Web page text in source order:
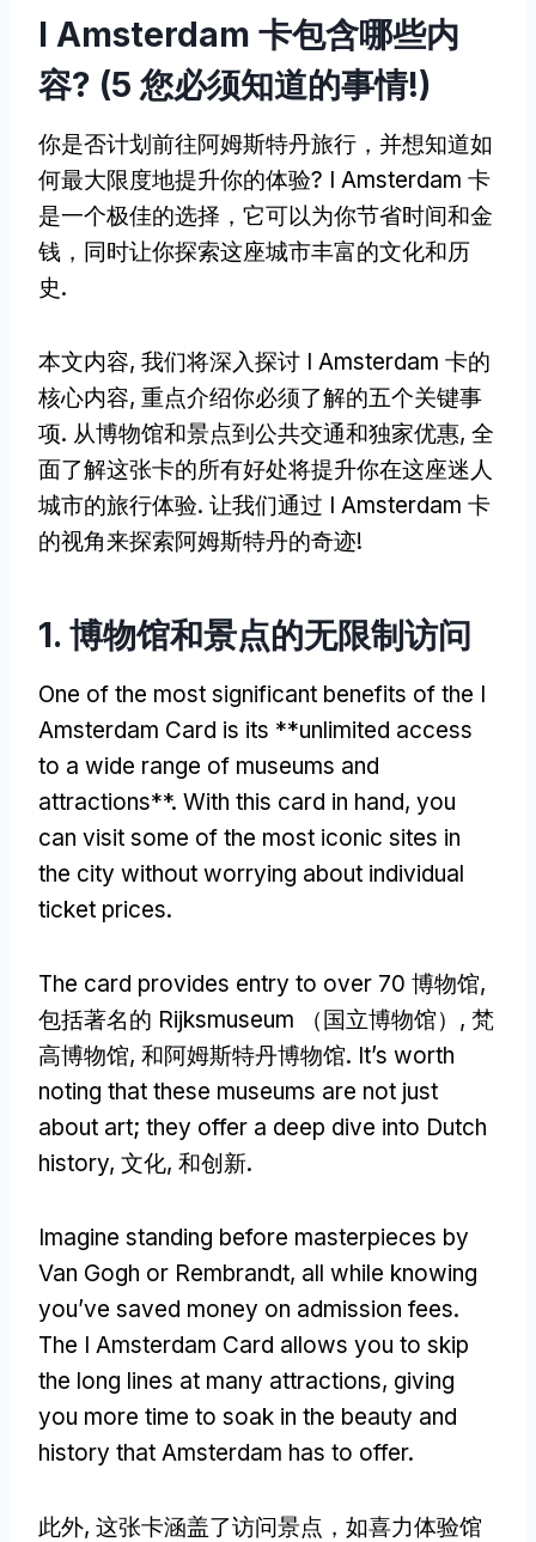
I Amsterdam 卡包含哪些内
容? (5 您必须知道的事情!)
你是否计划前往阿姆斯特丹旅行，并想知道如
何最大限度地提升你的体验? I Amsterdam 卡
是一个极佳的选择，它可以为你节省时间和金
钱，同时让你探索这座城市丰富的文化和历
史.
本文内容, 我们将深入探讨 I Amsterdam 卡的
核心内容, 重点介绍你必须了解的五个关键事
项. 从博物馆和景点到公共交通和独家优惠, 全
面了解这张卡的所有好处将提升你在这座迷人
城市的旅行体验. 让我们通过 I Amsterdam 卡
的视角来探索阿姆斯特丹的奇迹!
1. 博物馆和景点的无限制访问
One of the most significant benefits of the I
Amsterdam Card is its **unlimited access
to a wide range of museums and
attractions**. With this card in hand, you
can visit some of the most iconic sites in
the city without worrying about individual
ticket prices.
The card provides entry to over 70 博物馆,
包括著名的 Rijksmuseum （国立博物馆）, 梵
高博物馆, 和阿姆斯特丹博物馆. It’s worth
noting that these museums are not just
about art; they offer a deep dive into Dutch
history, 文化, 和创新.
Imagine standing before masterpieces by
Van Gogh or Rembrandt, all while knowing
you’ve saved money on admission fees.
The I Amsterdam Card allows you to skip
the long lines at many attractions, giving
you more time to soak in the beauty and
history that Amsterdam has to offer.
此外, 这张卡涵盖了访问景点，如喜力体验馆